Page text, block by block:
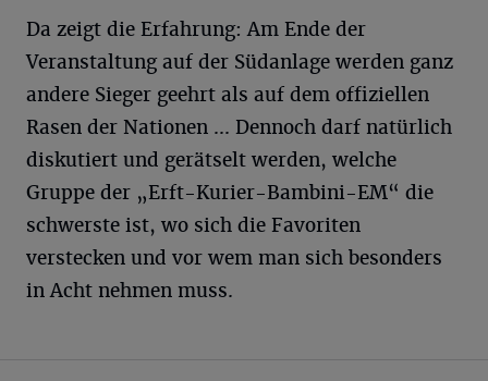
Da zeigt die Erfahrung: Am Ende der
Veranstaltung auf der Südanlage werden ganz
andere Sieger geehrt als auf dem offiziellen
Rasen der Nationen ... Dennoch darf natürlich
diskutiert und gerätselt werden, welche
Gruppe der „Erft-Kurier-Bambini-EM“ die
schwerste ist, wo sich die Favoriten
verstecken und vor wem man sich besonders
in Acht nehmen muss.